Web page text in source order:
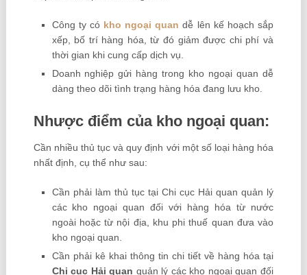
Công ty có kho ngoại quan dễ lên kế hoạch sắp
xếp, bố trí hàng hóa, từ đó giảm được chi phí và
thời gian khi cung cấp dịch vụ.
Doanh nghiệp gửi hàng trong kho ngoại quan dễ
dàng theo dõi tình trạng hàng hóa đang lưu kho.
Nhược điểm của kho ngoại quan:
Cần nhiều thủ tục và quy định với một số loại hàng hóa
nhất định, cụ thể như sau:
Cần phải làm thủ tục tại Chi cục Hải quan quản lý
các kho ngoại quan đối với hàng hóa từ nước
ngoài hoặc từ nội địa, khu phi thuế quan đưa vào
kho ngoại quan.
Cần phải kê khai thông tin chi tiết về hàng hóa tại
Chi cục Hải quan quản lý các kho ngoại quan đối